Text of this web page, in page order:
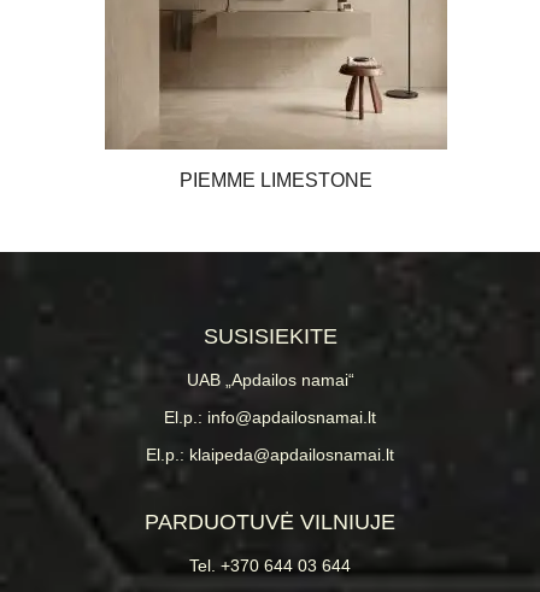
PIEMME LIMESTONE
SUSISIEKITE
UAB „Apdailos namai“
El.p.: info@apdailosnamai.lt
El.p.: klaipeda@apdailosnamai.lt
PARDUOTUVĖ VILNIUJE
Tel. +370 644 03 644